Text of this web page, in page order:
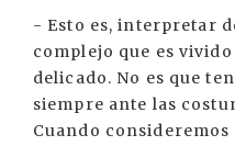
- Esto es, interpretar
complejo que es
delicado. No es que
siempre ante las
Cuando